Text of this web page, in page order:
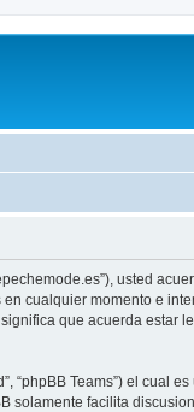
usted
cualquier momento e
que acuerda estar
“phpBB Teams”) el cual
solamente facilita